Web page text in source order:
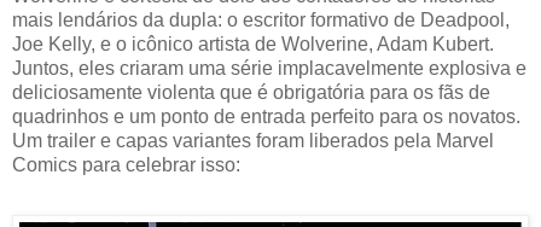
mais lendários da dupla: o escritor formativo de Deadpool,
Joe Kelly, e o icônico artista de Wolverine, Adam Kubert.
Juntos, eles criaram uma série implacavelmente explosiva e
deliciosamente violenta que é obrigatória para os fãs de
quadrinhos e um ponto de entrada perfeito para os novatos.
Um trailer e capas variantes foram liberados pela Marvel
Comics para celebrar isso: